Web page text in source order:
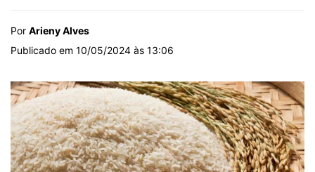
Por Arieny Alves
Publicado em 10/05/2024 às 13:06